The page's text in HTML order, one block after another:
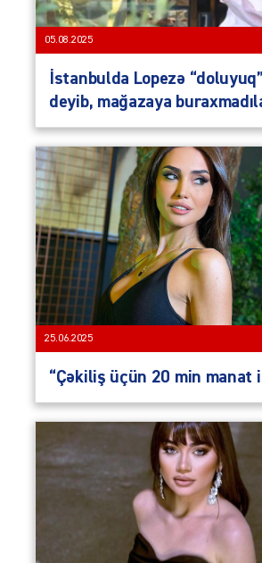
05.08.2025
İstanbulda Lopezə “doluyuq”
deyib, mağazaya
25.06.2025
“Çəkiliş üçün 20 min manat